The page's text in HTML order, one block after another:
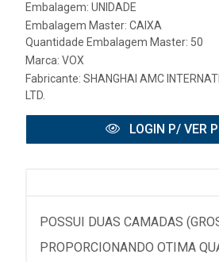
Embalagem: UNIDADE
Embalagem Master: CAIXA
Quantidade Embalagem Master: 50
Marca: VOX
Fabricante: SHANGHAI AMC
LTD.
LOGIN P/ VER
POSSUI DUAS CAMADAS
PROPORCIONANDO OTIMA